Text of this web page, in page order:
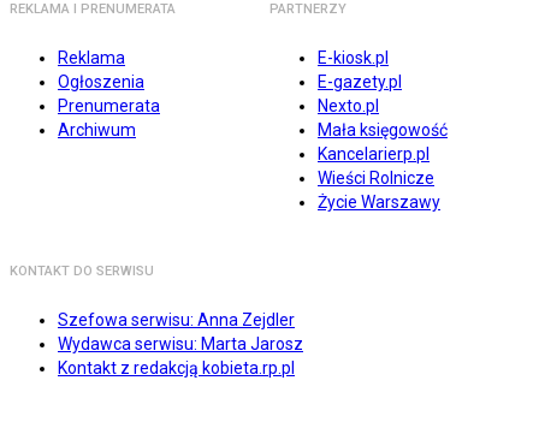
REKLAMA I PRENUMERATA
Reklama
Ogłoszenia
Prenumerata
Archiwum
PARTNERZY
E-kiosk.pl
E-gazety.pl
Nexto.pl
Mała księgowość
Kancelarierp.pl
Wieści Rolnicze
Życie Warszawy
KONTAKT DO SERWISU
Szefowa serwisu: Anna Zejdler
Wydawca serwisu: Marta Jarosz
Kontakt z redakcją kobieta.rp.pl